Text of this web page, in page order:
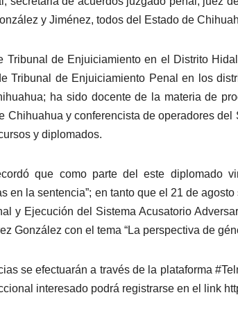
y Jiménez, todos del Estado de
Tribunal de Enjuiciamiento en el Distrito
Tribunal de Enjuiciamiento Penal en los
ha sido docente de la materia de
Chihuahua y conferencista de operadores
y diplomados.
que como parte del este diplomado
en la sentencia”; en tanto que el 21 de
y Ejecución del Sistema Acusatorio
González con el tema “La perspectiva de
se efectuarán a través de la plataforma
interesado podrá registrarse en el link